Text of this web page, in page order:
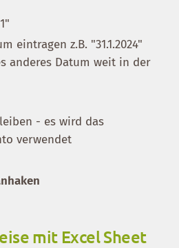
eintragen z.B. "31.1.2024"
anderes Datum weit in der
- es wird das
verwendet
mit Excel Sheet